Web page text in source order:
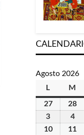
Agosto 2026
L lunedìM
2727
Luglio
2026
28
3
Agosto
44
1010
11